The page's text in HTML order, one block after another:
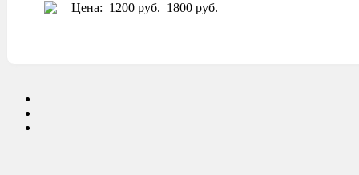
Цена: 1200 руб. 1800 руб.